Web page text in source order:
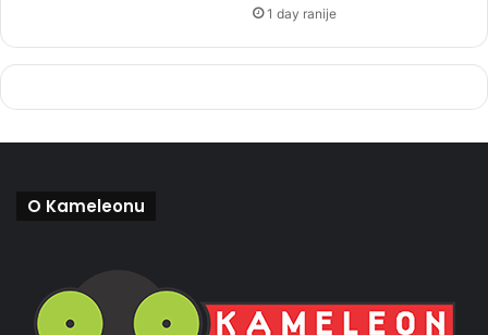
1 day ranije
O Kameleonu